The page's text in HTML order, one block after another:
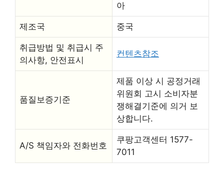
아
제조국 중국
취급방법 및 취급시 주
의사항, 안전표시
컨텐츠참조
품질보증기준
제품 이상 시 공정거래
위원회 고시 소비자분
쟁해결기준에 의거 보
상합니다.
A/S 책임자와 전화번호
쿠팡고객센터 1577-
7011